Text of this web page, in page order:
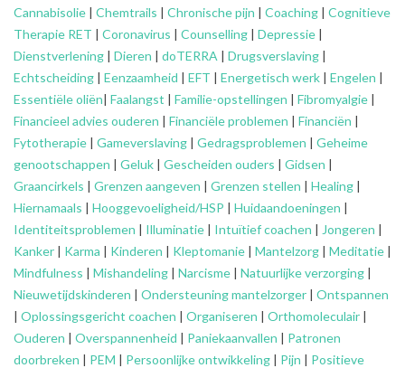
Cannabisolie | Chemtrails | Chronische pijn | Coaching | Cognitieve
Therapie RET | Coronavirus | Counselling | Depressie |
Dienstverlening | Dieren | doTERRA | Drugsverslaving |
Echtscheiding | Eenzaamheid | EFT | Energetisch werk | Engelen |
Essentiële oliën| Faalangst | Familie-opstellingen | Fibromyalgie |
Financieel advies ouderen | Financiële problemen | Financiën |
Fytotherapie | Gameverslaving | Gedragsproblemen | Geheime
genootschappen | Geluk | Gescheiden ouders | Gidsen |
Graancirkels | Grenzen aangeven | Grenzen stellen | Healing |
Hiernamaals | Hooggevoeligheid/HSP | Huidaandoeningen |
Identiteitsproblemen | Illuminatie | Intuïtief coachen | Jongeren |
Kanker | Karma | Kinderen | Kleptomanie | Mantelzorg | Meditatie |
Mindfulness | Mishandeling | Narcisme | Natuurlijke verzorging |
Nieuwetijdskinderen | Ondersteuningmantelzorger | Ontspannen
| Oplossingsgericht coachen | Organiseren | Orthomoleculair |
Ouderen | Overspannenheid | Paniekaanvallen | Patronen
doorbreken | PEM | Persoonlijke ontwikkeling | Pijn | Positieve